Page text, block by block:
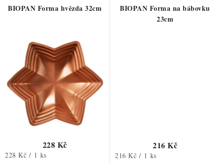
BIOPAN Forma hvězda 32cm
228 Kč
Měrná
228 Kč / 1 ks
BIOPAN Forma na bábovku
23cm
216 Kč
Měrná
216 Kč / 1 ks